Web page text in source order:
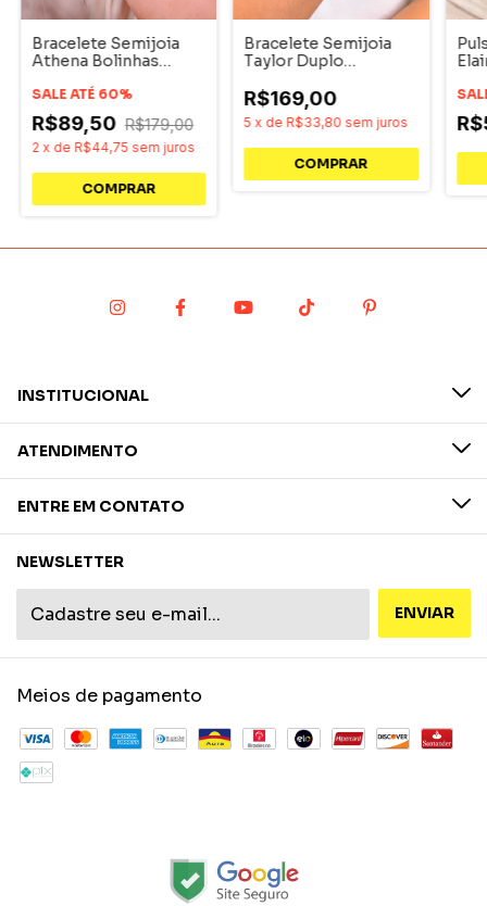
Bracelete Semijoia
Athena Bolinhas
SALE ATÉ 60%
R$89,50 R$179,00
2 x de R$44,75 sem juros
Bracelete Semijoia
Taylor Duplo
R$169,00
5 x de R$33,80 sem juros
INSTITUCIONAL
ATENDIMENTO
ENTRE EM CONTATO
NEWSLETTER
Meios de pagamento